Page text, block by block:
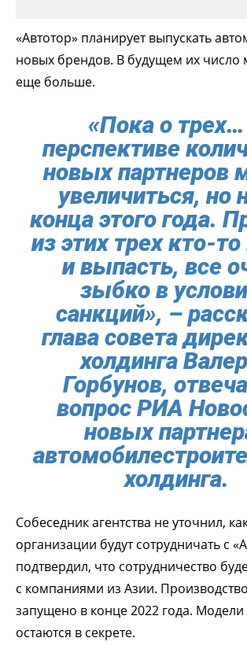
«Автотор» планирует выпускать
новых брендов. В будущем их число
еще больше.
«Пока о
перспективе
новых партнеров
увеличиться, но
конца этого года.
из этих трех кто-
и выпасть, все
зыбко в
санкций», –
глава совета
холдинга
Горбунов,
вопрос РИА
новых
холдинга.
Собеседник агентства не уточнил,
организации будут сотрудничать с
подтвердил, что сотрудничество
с компаниями из Азии.
запущено в конце 2022 года. Модели
остаются в секрете.